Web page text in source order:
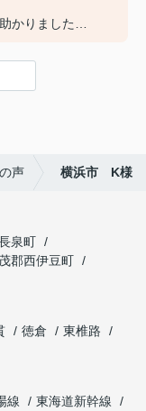
かりました
せ出来ました
声 横浜市 K様
泉町
郡西伊豆町
徳倉
東椎路
線
東海道新幹線